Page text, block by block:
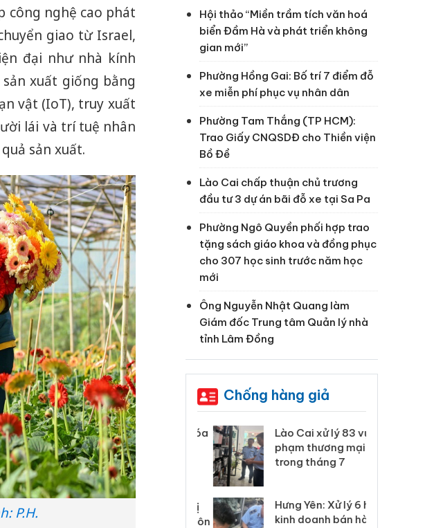
công nghệ cao phát
giao từ Israel,
đại như nhà kính
xuất giống bằng
vật (IoT), truy xuất
lái và trí tuệ nhân
sản xuất.
P.H.
Hội thảo “Miền trầm tích văn hoá
biển Đầm Hà và phát triển không
gian mới”
Phường Hồng Gai: Bố trí 7 điểm đỗ
xe miễn phí phục vụ nhân dân
Phường Tam Thắng (TP HCM):
Trao Giấy CNQSDĐ cho Thiền viện
Bồ Đề
Lào Cai chấp thuận chủ trương
đầu tư 3 dự án bãi đỗ xe tại Sa Pa
Phường Ngô Quyền phối hợp trao
tặng sách giáo khoa và đồng phục
cho 307 học sinh trước năm học
mới
Ông Nguyễn Nhật Quang làm
Giám đốc Trung tâm Quản lý nhà
tỉnh Lâm Đồng
Chống hàng giả
Công an Thanh Hóa
tìm bị hại trong vụ
án sản xuất, buôn
bán yến sào giả
Lào Cai xử lý 83 vụ vi
phạm thương mại
trong tháng 7
Hưng Yên: Xử lý 6 hộ
kinh doanh bán hàng